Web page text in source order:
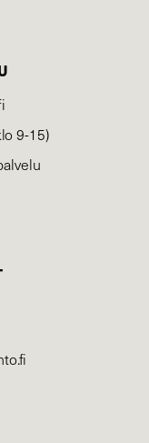
9-15)